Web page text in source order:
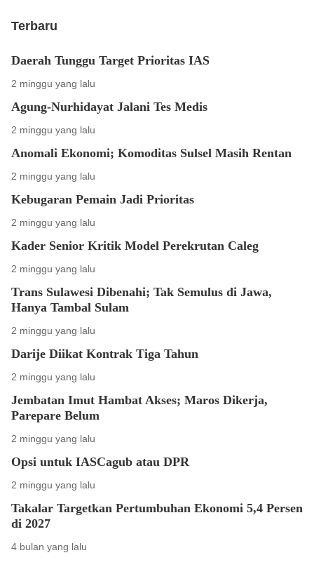
Terbaru
Daerah Tunggu Target Prioritas IAS
2 minggu yang lalu
Agung-Nurhidayat Jalani Tes Medis
2 minggu yang lalu
Anomali Ekonomi; Komoditas Sulsel Masih Rentan
2 minggu yang lalu
Kebugaran Pemain Jadi Prioritas
2 minggu yang lalu
Kader Senior Kritik Model Perekrutan Caleg
2 minggu yang lalu
Trans Sulawesi Dibenahi; Tak Semulus di Jawa,
Hanya Tambal Sulam
2 minggu yang lalu
Darije Diikat Kontrak Tiga Tahun
2 minggu yang lalu
Jembatan Imut Hambat Akses; Maros Dikerja,
Parepare Belum
2 minggu yang lalu
Opsi untuk IASCagub atau DPR
2 minggu yang lalu
Takalar Targetkan Pertumbuhan Ekonomi 5,4 Persen
di 2027
4 bulan yang lalu